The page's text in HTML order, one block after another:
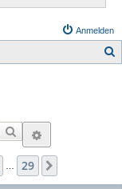
Anmelden
Suche
… 29